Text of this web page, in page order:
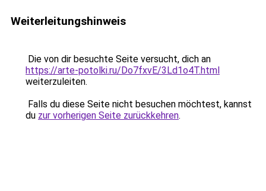
Weiterleitungshinweis
Die von dir besuchte Seite versucht, dich an
https://arte-potolki.ru/Do7fxvE/3Ld1o4T.html
weiterzuleiten.
Falls du diese Seite nicht besuchen möchtest, kannst
du zur vorherigen Seite zurückkehren.